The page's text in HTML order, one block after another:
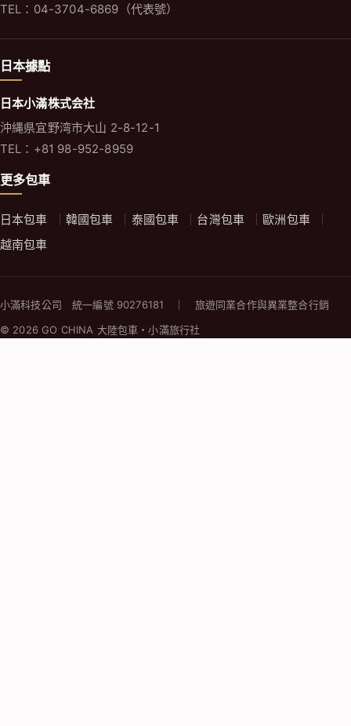
TEL：04-3704-6869（代表號）
日本據點
日本小滿株式会社
沖縄県宜野湾市大山 2-8-12-1
TEL：+81 98-952-8959
更多包車
日本包車 韓國包車 泰國包車 台灣包車
歐洲包車
越南包車
小滿科技公司 統一編號 90276181 ｜ 旅遊同業合作與異業整合行銷
© 2026 GO CHINA 大陸包車・小滿旅行社